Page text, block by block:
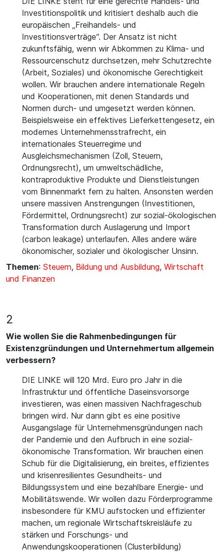
Investitionspolitik und kritisiert deshalb auch die
europäischen „Freihandels- und
Investitionsverträge“. Der Ansatz ist nicht
zukunftsfähig, wenn wir Abkommen zu Klima- und
Ressourcenschutz durchsetzen, mehr Schutzrechte
(Arbeit, Soziales) und ökonomische Gerechtigkeit
wollen. Wir brauchen andere internationale Regeln
und Kooperationen, mit denen Standards und
Normen durch- und umgesetzt werden können.
Beispielsweise ein effektives Lieferkettengesetz, ein
modernes Unternehmensstrafrecht, ein
internationales Steuerregime und
Ausgleichsmechanismen (Zoll, Steuern,
Ordnungsrecht), um umweltschädliche,
kontraproduktive Produkte und Dienstleistungen
vom Binnenmarkt fern zu halten. Ansonsten werden
unsere massiven Anstrengungen (Investitionen,
Fördermittel, Ordnungsrecht) zur sozial-ökologischen
Transformation durch Auslagerung und Import
(carbon leakage) unterlaufen. Alles andere wäre
ökonomischer, sozialer und ökologischer Unsinn.
Themen: Steuern, Bildung und Ausbildung, Wirtschaft
und Finanzen
2
Wie wollen Sie die Rahmenbedingungen für
Existenzgründungen und Unternehmertum allgemein
verbessern?
DIE LINKE will 120 Mrd. Euro pro Jahr in die
Infrastruktur und öffentliche Daseinsvorsorge
investieren, was einen massiven Nachfrageschub
bringen wird. Nur dann gibt es eine positive
Ausgangslage für Unternehmensgründungen nach
der Pandemie und den Aufbruch in eine sozial-
ökonomische Transformation. Wir brauchen einen
Schub für die Digitalisierung, ein breites, effizientes
und krisenresilientes Gesundheits- und
Bildungssystem und eine bezahlbare Energie- und
Mobilitätswende. Wir wollen dazu Förderprogramme
insbesondere für KMU aufstocken und effizienter
machen, um regionale Wirtschaftskreisläufe zu
stärken und Forschungs- und
Anwendungskooperationen (Clusterbildung)